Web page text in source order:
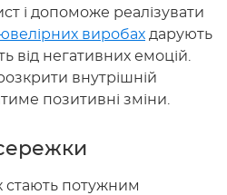
і допоможе реалізувати
виробах дарують
від негативних емоцій.
внутрішній
позитивні зміни.
стають потужним